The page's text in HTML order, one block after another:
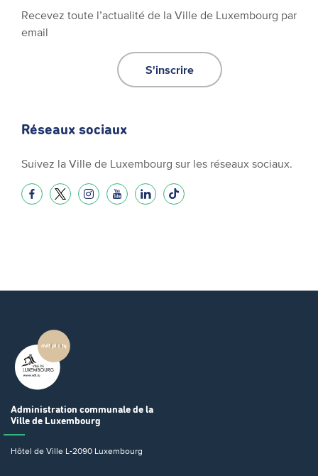
Recevez toute l’actualité de la Ville de Luxembourg par
email
S'inscrire
Réseaux sociaux
Suivez la Ville de Luxembourg sur les réseaux sociaux.
Administration communale de la
Ville de Luxembourg
Hôtel de Ville L-2090 Luxembourg